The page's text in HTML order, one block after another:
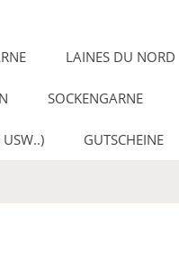
LAINES DU NORD
SOCKENGARNE
GUTSCHEINE